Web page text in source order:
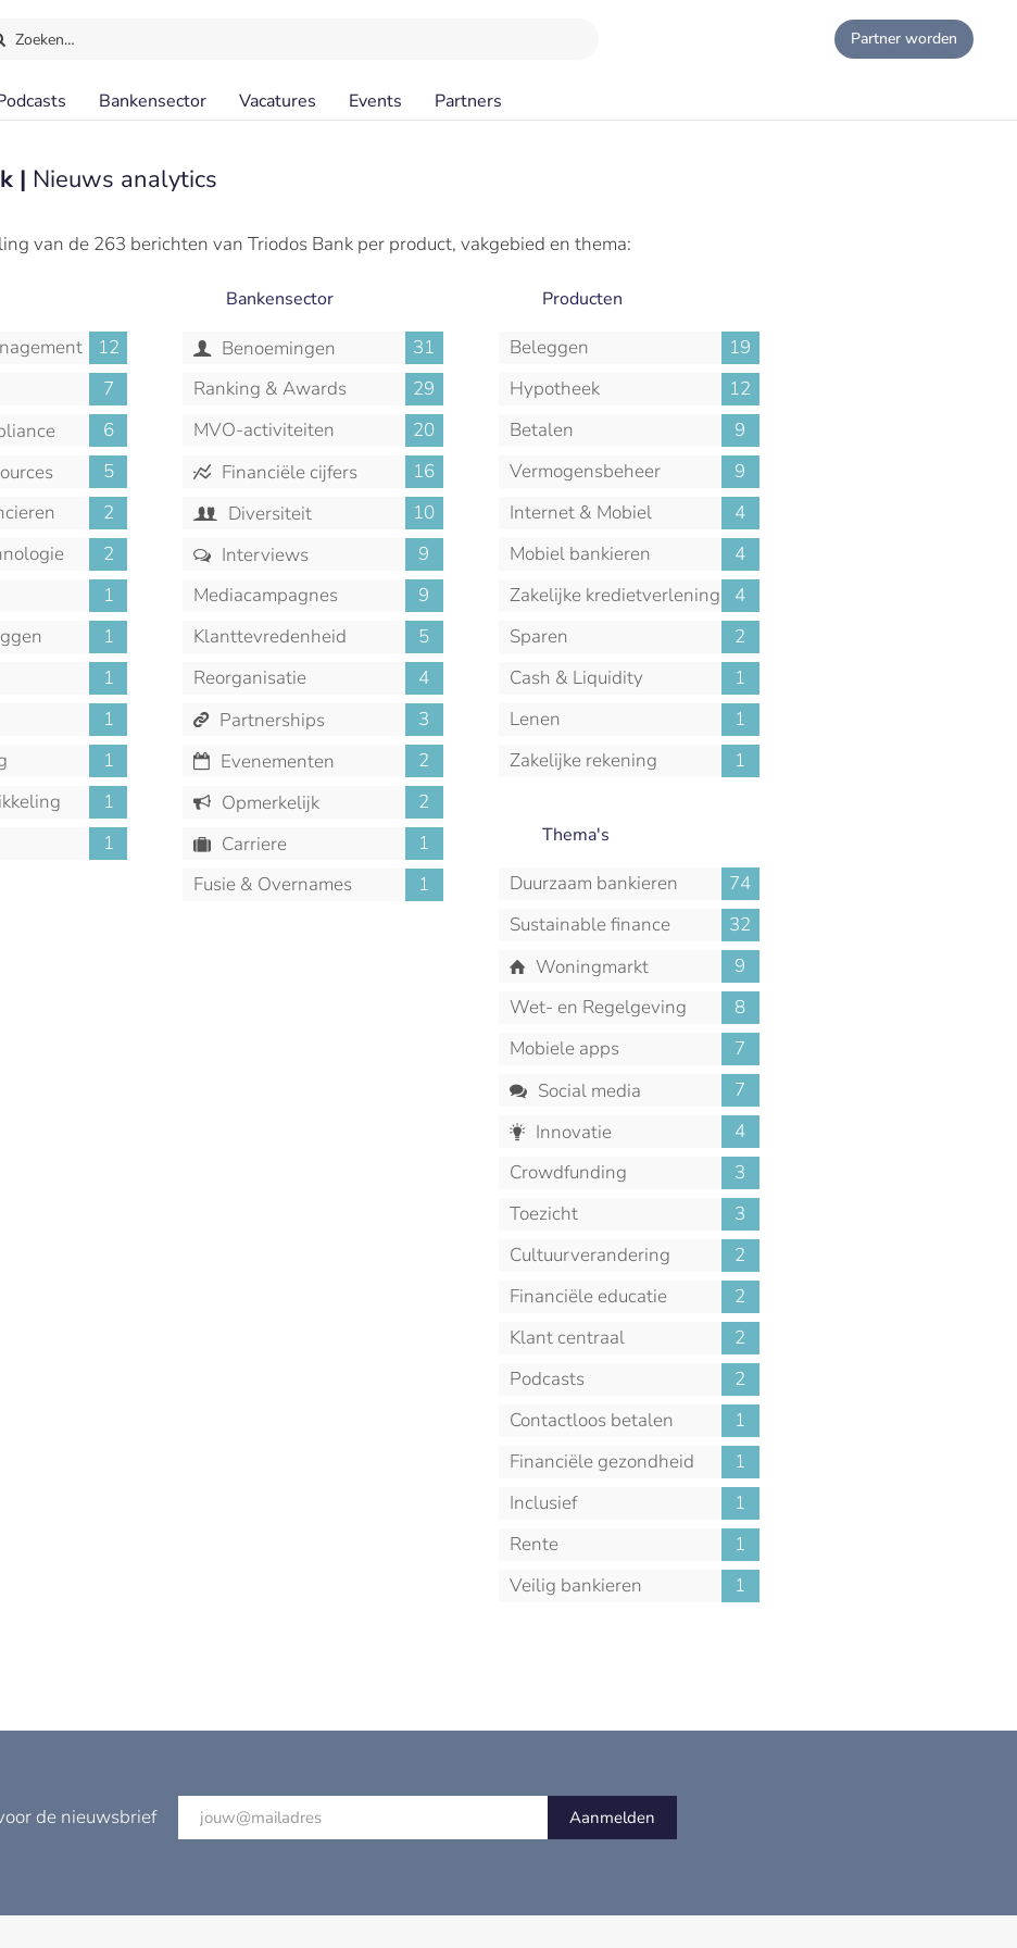
Zoeken… Partner worden
Bankensector Vacatures Events Partners
| Nieuws analytics
van de 263 berichten van Triodos Bank per product, vakgebied en thema:
12
7
6
5
2
2
1
1
1
1
1
1
1
Bankensector
Benoemingen
31
Ranking & Awards
29
MVO-activiteiten
20
Financiële cijfers
16
Diversiteit
10
Interviews
9
Mediacampagnes
9
Klanttevredenheid
5
Reorganisatie
4
Partnerships
3
Evenementen
2
Opmerkelijk
2
Carriere
1
Fusie & Overnames
1
Producten
Beleggen
19
Hypotheek
12
Betalen
9
Vermogensbeheer
9
Internet & Mobiel
4
Mobiel bankieren
4
Zakelijke kredietverlening
4
Sparen
2
Cash & Liquidity
Management
1
Lenen
1
Zakelijke rekening
1
Thema's
Duurzaam bankieren
74
Sustainable finance
32
Woningmarkt
9
Wet- en Regelgeving
8
Mobiele apps
7
Social media
7
Innovatie
4
Crowdfunding
3
Toezicht
3
Cultuurverandering
2
Financiële educatie
2
Klant centraal
2
Podcasts
2
Contactloos betalen
1
Financiële gezondheid
1
Inclusief
1
Rente
1
Veilig bankieren
1
de nieuwsbrief Aanmelden